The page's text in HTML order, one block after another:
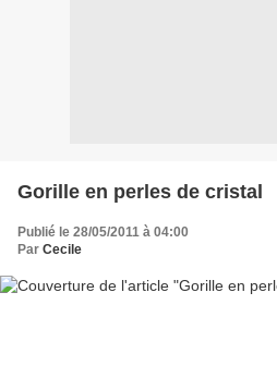
Gorille en perles de cristal
Publié le 28/05/2011 à 04:00
Par Cecile